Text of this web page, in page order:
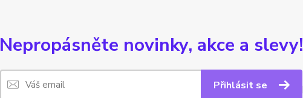
Nepropásněte novinky, akce a slevy!
Přihlásit se